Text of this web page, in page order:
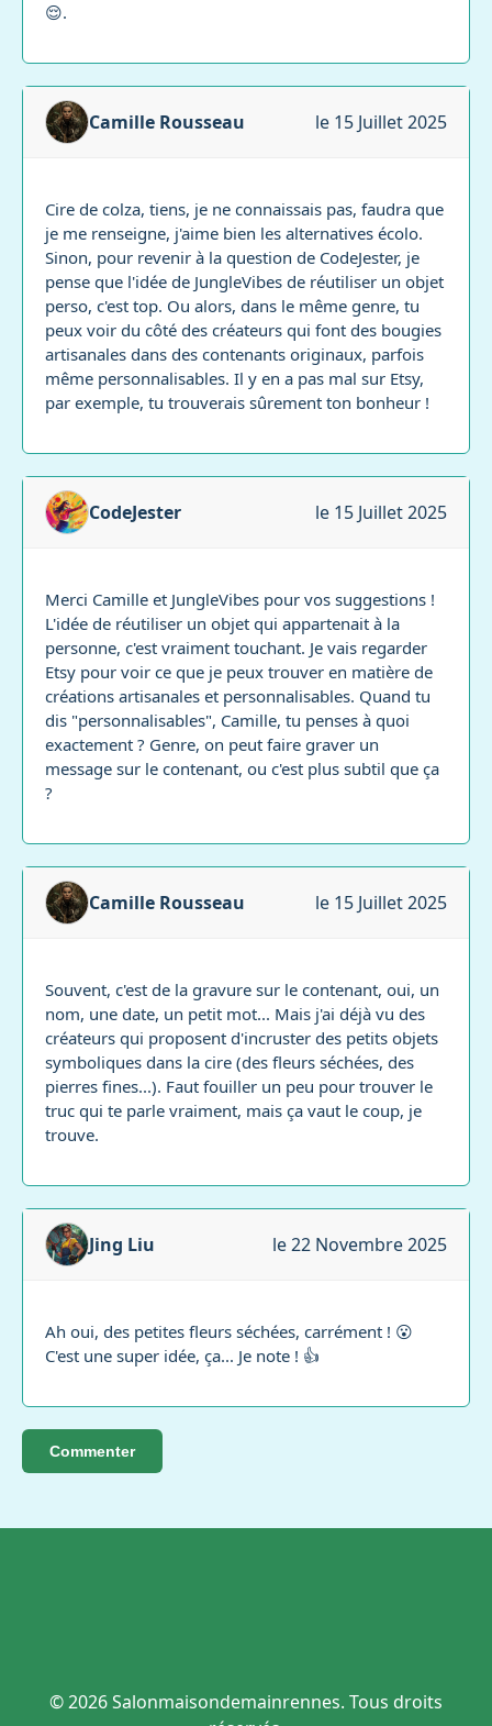
😌.
Camille Rousseau le 15 Juillet 2025
Cire de colza, tiens, je ne connaissais pas, faudra que
je me renseigne, j'aime bien les alternatives écolo.
Sinon, pour revenir à la question de CodeJester, je
pense que l'idée de JungleVibes de réutiliser un objet
perso, c'est top. Ou alors, dans le même genre, tu
peux voir du côté des créateurs qui font des bougies
artisanales dans des contenants originaux, parfois
même personnalisables. Il y en a pas mal sur Etsy,
par exemple, tu trouverais sûrement ton bonheur !
CodeJester le 15 Juillet 2025
Merci Camille et JungleVibes pour vos suggestions !
L'idée de réutiliser un objet qui appartenait à la
personne, c'est vraiment touchant. Je vais regarder
Etsy pour voir ce que je peux trouver en matière de
créations artisanales et personnalisables. Quand tu
dis "personnalisables", Camille, tu penses à quoi
exactement ? Genre, on peut faire graver un
message sur le contenant, ou c'est plus subtil que ça
?
Camille Rousseau le 15 Juillet 2025
Souvent, c'est de la gravure sur le contenant, oui, un
nom, une date, un petit mot... Mais j'ai déjà vu des
créateurs qui proposent d'incruster des petits objets
symboliques dans la cire (des fleurs séchées, des
pierres fines...). Faut fouiller un peu pour trouver le
truc qui te parle vraiment, mais ça vaut le coup, je
trouve.
Jing Liu le 22 Novembre 2025
Ah oui, des petites fleurs séchées, carrément ! 😮
C'est une super idée, ça... Je note ! 👍
Commenter
© 2026 Salonmaisondemainrennes. Tous droits